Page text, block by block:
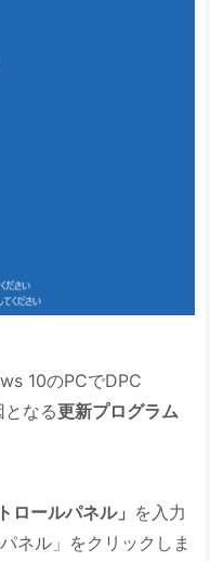
10のPCでDPC
なる更新プログラム
ロールパネル」 を入力
ネル」をクリックしま